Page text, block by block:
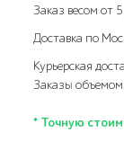
Заказ весом от
Доставка по
Курьерская
Заказы
* Точную